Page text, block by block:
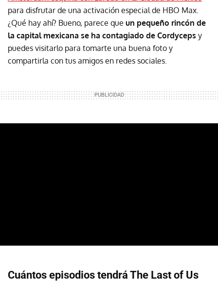
para disfrutar de una activación especial de HBO Max.
¿Qué hay ahí? Bueno, parece que un pequeño rincón de
la capital mexicana se ha contagiado de Cordyceps y
puedes visitarlo para tomarte una buena foto y
compartirla con tus amigos en redes sociales.
Cuántos episodios tendrá The Last of Us